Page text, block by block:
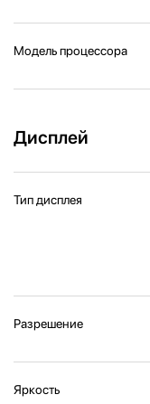
Модель процессора
Дисплей
Тип дисплея
Разрешение
Яркость